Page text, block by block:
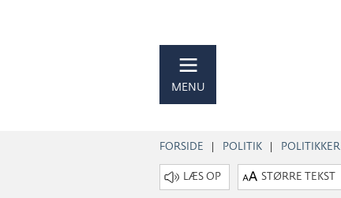
MENU
FORSIDE POLITIK POLITIKKER
STØRRE TEKST